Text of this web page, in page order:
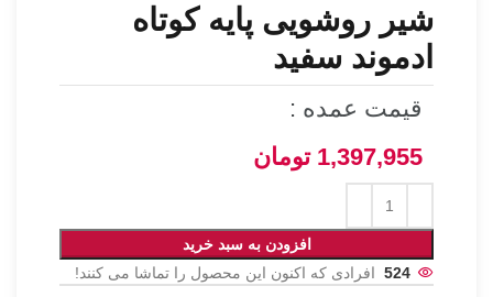
شیر روشویی پایه کوتاه
ادموند سفید
قیمت عمده :
1,397,955 تومان
افزودن به سبد خرید
524 افرادی که اکنون این محصول را تماشا می کنند!